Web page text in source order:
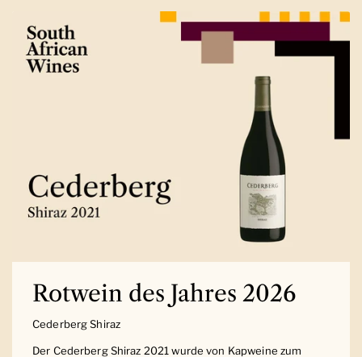
Rotwein des Jahres 2026
Cederberg Shiraz
Der Cederberg Shiraz 2021 wurde von Kapweine zum